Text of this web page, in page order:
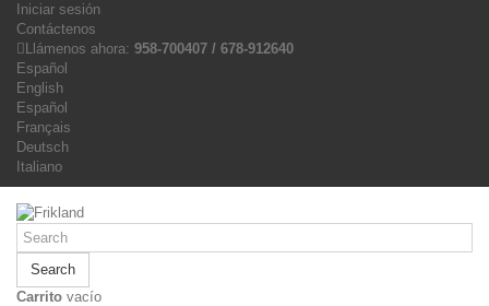
Iniciar sesión
Contáctenos
Llámenos ahora: 958-700407 / 678-912640
Español
English
Español
Français
Deutsch
Italiano
Search
Carrito vacío